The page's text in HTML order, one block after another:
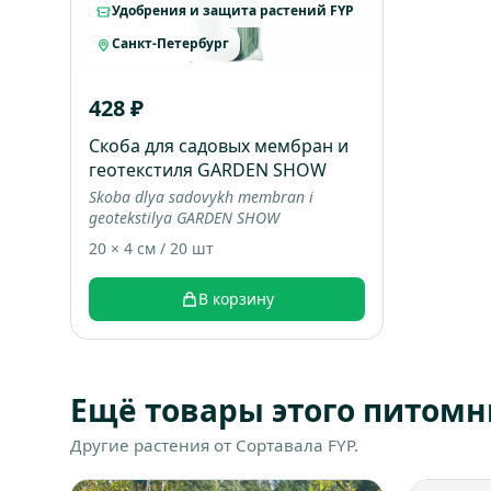
Удобрения и защита растений FYP
Санкт-Петербург
428 ₽
Скоба для садовых мембран и
геотекстиля GARDEN SHOW
Skoba dlya sadovykh membran i
geotekstilya GARDEN SHOW
20 × 4 см / 20 шт
В корзину
Ещё товары этого
Другие растения от Сортавала FYP.